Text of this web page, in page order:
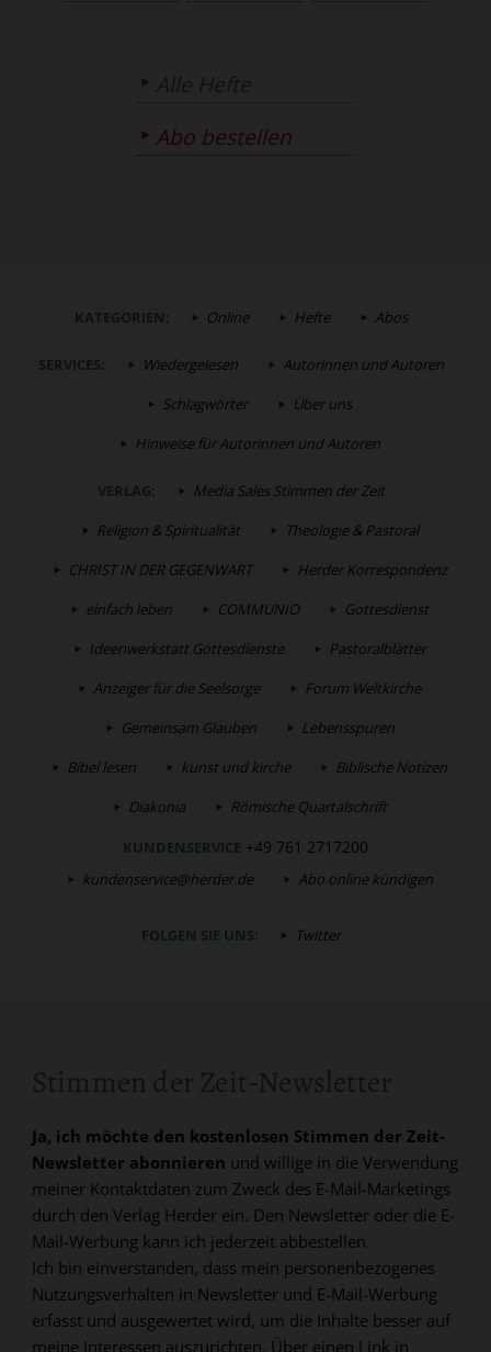
Alle Hefte
Abo bestellen
KATEGORIEN: Online Hefte Abos
SERVICES: Wiedergelesen
Autorinnen und Autoren
Schlagwörter
Über uns
Hinweise für Autorinnen und Autoren
VERLAG:
Media Sales Stimmen der Zeit
Religion & Spiritualität
Theologie & Pastoral
CHRIST IN DER GEGENWART
Herder Korrespondenz
einfach leben
COMMUNIO
Gottesdienst
Ideenwerkstatt Gottesdienste
Pastoralblätter
Anzeiger für die Seelsorge
Forum Weltkirche
Gemeinsam Glauben
Lebensspuren
Bibel lesen
kunst und kirche
Biblische Notizen
Diakonia
Römische Quartalschrift
KUNDENSERVICE +49 761 2717200
kundenservice@herder.de Abo online kündigen
FOLGEN SIE UNS: Twitter
Stimmen der Zeit-Newsletter
Ja, ich möchte den kostenlosen Stimmen der Zeit-
Newsletter abonnieren und willige in die Verwendung
meiner Kontaktdaten zum Zweck des E-Mail-Marketings
durch den Verlag Herder ein. Den Newsletter oder die E-
Mail-Werbung kann ich jederzeit abbestellen.
Ich bin einverstanden, dass mein personenbezogenes
Nutzungsverhalten in Newsletter und E-Mail-Werbung
erfasst und ausgewertet wird, um die Inhalte besser auf
meine Interessen auszurichten. Über einen Link in